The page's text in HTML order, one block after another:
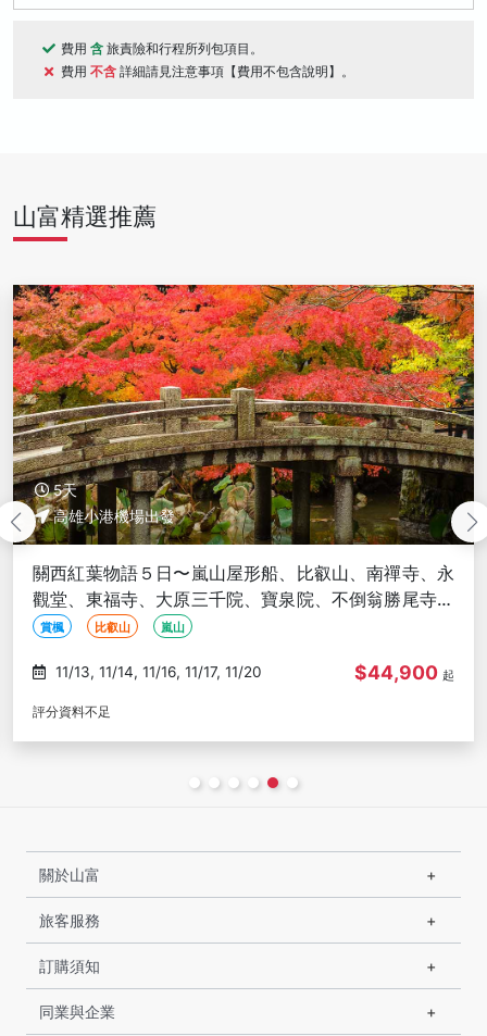
費用 含 旅責險和行程所列包項目。
費用 不含 詳細請見注意事項【費用不包含說明】。
山富精選推薦
5天
高雄小港機場出發
關西紅葉物語５日〜嵐山屋形船、比叡山、南禪寺、永
觀堂、東福寺、大原三千院、寶泉院、不倒翁勝尾寺、
大阪箕面山-高雄出發
賞楓 比叡山 嵐山
11/13, 11/14, 11/16, 11/17, 11/20 $44,900 起
評分資料不足
關於山富
旅客服務
訂購須知
同業與企業